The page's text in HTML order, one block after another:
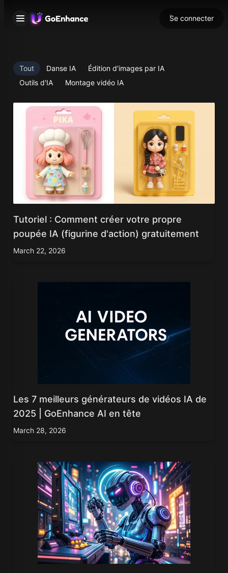
Se connecter
Tout Danse IA
Édition d'images par IA
Outils d'IA
Montage vidéo IA
Tutoriel : Comment créer votre propre
poupée IA (figurine d'action) gratuitement
March 22, 2026
Les 7 meilleurs générateurs de vidéos IA de
2025 | GoEnhance AI en tête
March 28, 2026